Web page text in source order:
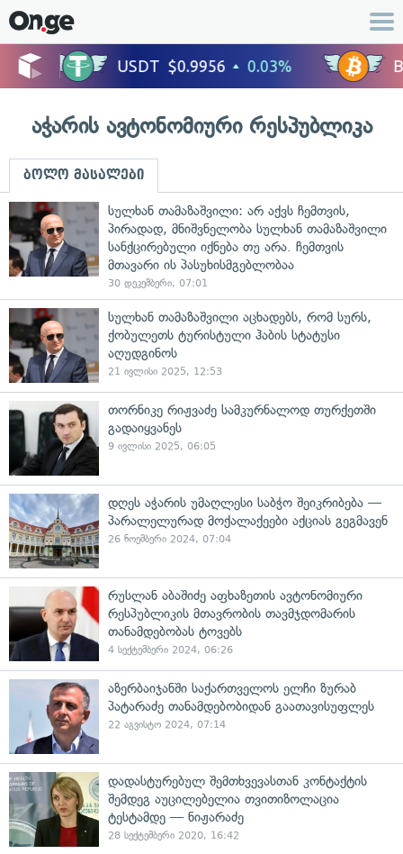
აჭარის ავტონომიური რესპუბლიკა
ბოლო მასალები
სულხან თამაზაშვილი: არ აქვს ჩემთვის,
პირადად, მნიშვნელობა სულხან თამაზაშვილი
სანქცირებული იქნება თუ არა. ჩემთვის
მთავარი ის პასუხისმგებლობაა
30 დეკემბერი, 07:01
სულხან თამაზაშვილი აცხადებს, რომ სურს,
ქობულეთს ტურისტული ჰაბის სტატუსი
აღუდგინოს
21 ივლისი 2025, 12:53
თორნიკე რიჟვაძე სამკურნალოდ თურქეთში
გადაიყვანეს
9 ივლისი 2025, 06:05
დღეს აჭარის უმაღლესი საბჭო შეიკრიბება —
პარალელურად მოქალაქეები აქციას გეგმავენ
26 ნოემბერი 2024, 07:04
რუსლან აბაშიძე აფხაზეთის ავტონომიური
რესპუბლიკის მთავრობის თავმჯდომარის
თანამდებობას ტოვებს
4 სექტემბერი 2024, 06:26
აზერბაიჯანში საქართველოს ელჩი ზურაბ
პატარაძე თანამდებობიდან გაათავისუფლეს
22 აგვისტო 2024, 07:14
დადასტურებულ შემთხვევასთან კონტაქტის
შემდეგ აუცილებელია თვითიზოლაცია
ტესტამდე — ნიჟარაძე
28 სექტემბერი 2020, 16:42